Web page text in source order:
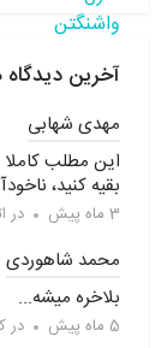
آخرین دیدگاه
مهدی شهابی
این مطلب
بقیه کنید،
3 ماه پیش در
محمد شاهوردی
بلاخره میشه...
5 ماه پیش در